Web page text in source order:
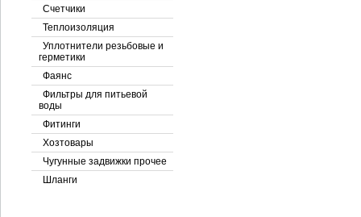
Счетчики
Теплоизоляция
Уплотнители резьбовые и
герметики
Фаянс
Фильтры для питьевой
воды
Фитинги
Хозтовары
Чугунные задвижки прочее
Шланги